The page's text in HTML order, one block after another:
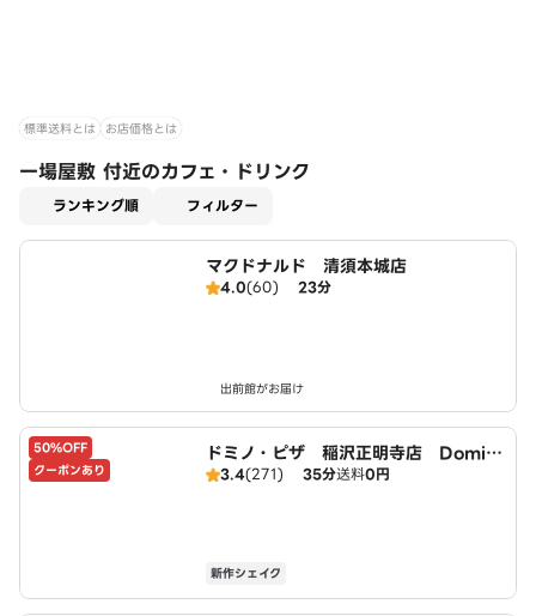
標準送料とは お店価格とは
一場屋敷 付近のカフェ・ドリンク
ランキング順 フィルター
マクドナルド 清須本城店
4.0(60) 23分
出前館がお届け
50%OFF
クーポンあり
ドミノ・ピザ 稲沢正明寺店 Domin
o's3.4(271) 35分送料0円
新作シェイク